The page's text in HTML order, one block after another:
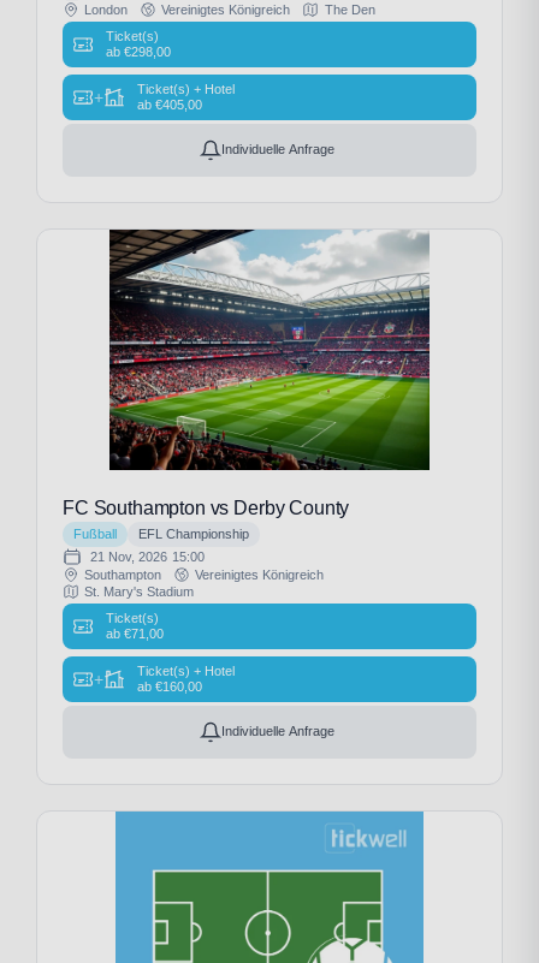
London
Vereinigtes Königreich
The Den
Ticket(s)
ab €298,00
+
Ticket(s) + Hotel
ab €405,00
Individuelle Anfrage
FC Southampton vs Derby County
Fußball
EFL Championship
21 Nov, 2026 15:00
Southampton
Vereinigtes Königreich
St. Mary's Stadium
Ticket(s)
ab €71,00
+
Ticket(s) + Hotel
ab €160,00
Individuelle Anfrage